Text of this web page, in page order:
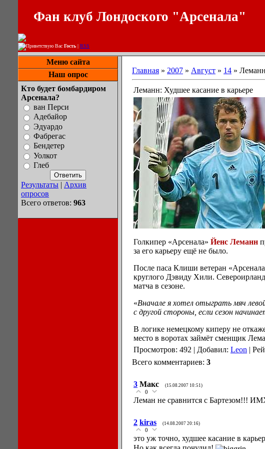
Фан клуб Лондоского "Арсенала"
Приветствую Вас Гость | RSS
Меню сайта
Наш опрос
Кто будет бомбардиром
Арсенала?
ван Перси
Адебайор
Эдуардо
Фабрегас
Бендетер
Уолкот
Глеб
Результаты | Архив
опросов
Всего ответов: 963
Главная » 2007 » Август » 14 »
Леманн: Худшее касание в карьере
Голкипер «Арсенала» Йенс Леманн
за его карьеру ещё не было.
После паса Клиши ветеран
круглого Дэвиду Хили.
матча в сезоне.
«Вначале я хотел отыграть мяч
с другой стороны, если сезон
В логике немецкому киперу не
место в воротах займёт сменщик
Просмотров: 492 | Добавил: Leon |
Всего комментариев: 3
3 Макс (15.08.2007 10:51)
0
Леман не сравнится с Бартезом!!!
2 kiras (14.08.2007 20:16)
0
это уж точно, худшее касание в